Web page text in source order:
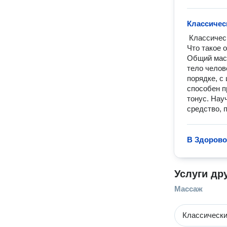
Что такое
Общий
тело
порядке, с
способен
тонус.
средство,
В
Услуги
Массаж